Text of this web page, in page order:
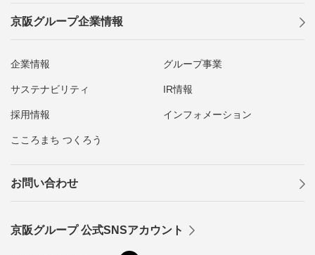
京阪グループ企業情報
企業情報 グループ事業
サステナビリティ IR情報
採用情報 インフォメーション
こころまち つくろう
お問い合わせ
京阪グループ 公式SNSアカウント